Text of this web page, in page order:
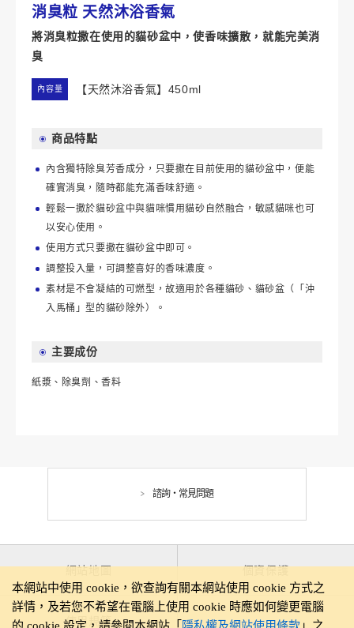
消臭粒 天然沐浴香氣
將消臭粒撒在使用的貓砂盆中，使香味擴散，就能完美消
臭
內容量 【天然沐浴香氣】450ml
商品特點
內含獨特除臭芳香成分，只要撒在目前使用的貓砂盆中，便能
確實消臭，隨時都能充滿香味舒適。
輕鬆一撒於貓砂盆中與貓咪慣用貓砂自然融合，敏感貓咪也可
以安心使用。
使用方式只要撒在貓砂盆中即可。
調整投入量，可調整喜好的香味濃度。
素材是不會凝結的可燃型，故適用於各種貓砂、貓砂盆（「沖
入馬桶」型的貓砂除外）。
主要成份
紙漿、除臭劑、香料
諮詢・常見問題
網站地圖 個資保護
使用規範
本網站中使用 cookie，欲查詢有關本網站使用 cookie 方式之
詳情，及若您不希望在電腦上使用 cookie 時應如何變更電腦